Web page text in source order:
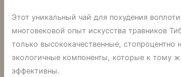
Этот уникальный чай для похудения
многовековой опыт искусства травников
только высококачественные, стопроцентно
экологичные компоненты, которые к тому
эффективны.